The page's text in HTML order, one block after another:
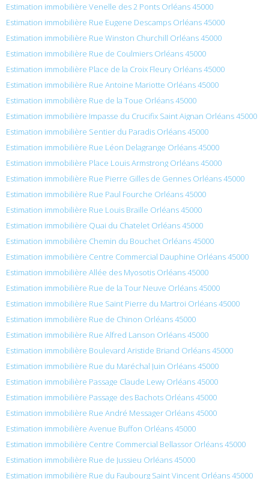
Estimation immobilière Venelle des 2 Ponts Orléans 45000
Estimation immobilière Rue Eugene Descamps Orléans 45000
Estimation immobilière Rue Winston Churchill Orléans 45000
Estimation immobilière Rue de Coulmiers Orléans 45000
Estimation immobilière Place de la Croix Fleury Orléans 45000
Estimation immobilière Rue Antoine Mariotte Orléans 45000
Estimation immobilière Rue de la Toue Orléans 45000
Estimation immobilière Impasse du Crucifix Saint Aignan Orléans 45000
Estimation immobilière Sentier du Paradis Orléans 45000
Estimation immobilière Rue Léon Delagrange Orléans 45000
Estimation immobilière Place Louis Armstrong Orléans 45000
Estimation immobilière Rue Pierre Gilles de Gennes Orléans 45000
Estimation immobilière Rue Paul Fourche Orléans 45000
Estimation immobilière Rue Louis Braille Orléans 45000
Estimation immobilière Quai du Chatelet Orléans 45000
Estimation immobilière Chemin du Bouchet Orléans 45000
Estimation immobilière Centre Commercial Dauphine Orléans 45000
Estimation immobilière Allée des Myosotis Orléans 45000
Estimation immobilière Rue de la Tour Neuve Orléans 45000
Estimation immobilière Rue Saint Pierre du Martroi Orléans 45000
Estimation immobilière Rue de Chinon Orléans 45000
Estimation immobilière Rue Alfred Lanson Orléans 45000
Estimation immobilière Boulevard Aristide Briand Orléans 45000
Estimation immobilière Rue du Maréchal Juin Orléans 45000
Estimation immobilière Passage Claude Lewy Orléans 45000
Estimation immobilière Passage des Bachots Orléans 45000
Estimation immobilière Rue André Messager Orléans 45000
Estimation immobilière Avenue Buffon Orléans 45000
Estimation immobilière Centre Commercial Bellassor Orléans 45000
Estimation immobilière Rue de Jussieu Orléans 45000
Estimation immobilière Rue du Faubourg Saint Vincent Orléans 45000